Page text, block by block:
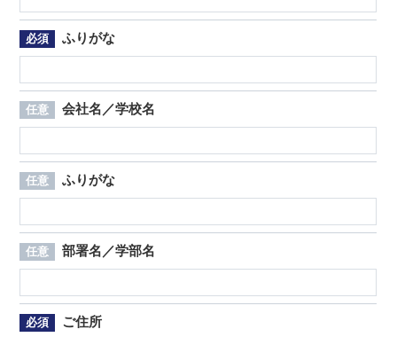
必須 ふりがな
任意 会社名／学校名
任意 ふりがな
任意 部署名／学部名
必須
ご住所